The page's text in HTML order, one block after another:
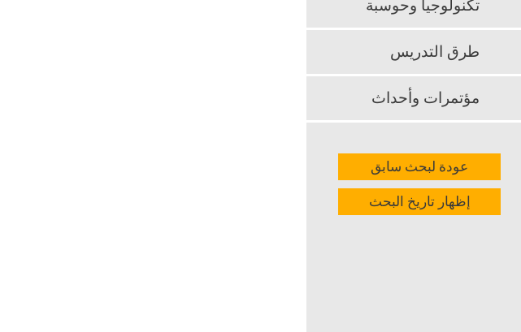
تكنولوجيا وحوسبة
طرق التدريس
مؤتمرات وأحداث
عودة لبحث سابق
إظهار تاريخ البحث